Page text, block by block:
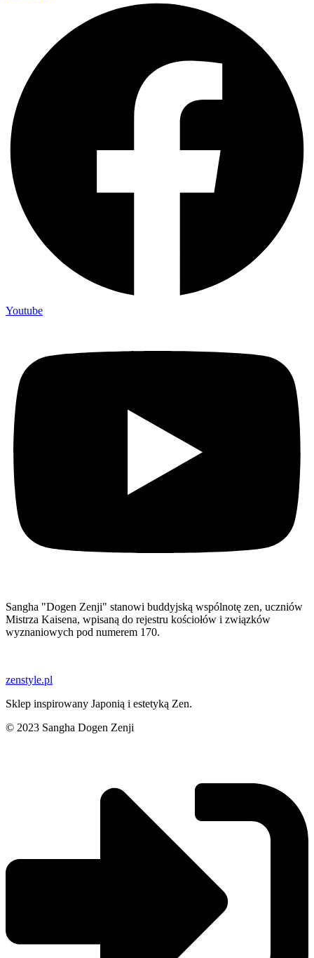
Youtube
Sangha "Dogen Zenji" stanowi buddyjską wspólnotę zen, uczniów
Mistrza Kaisena, wpisaną do rejestru kościołów i związków
wyznaniowych pod numerem 170.
zenstyle.pl
Sklep inspirowany Japonią i estetyką Zen.
© 2023 Sangha Dogen Zenji